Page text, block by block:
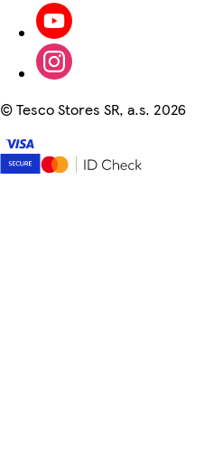
©Tesco Stores SR, a.s. 2026